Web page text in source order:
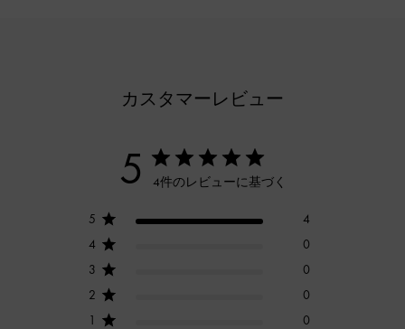
カスタマーレビュー
5 4件のレビューに基づく
5
4
4
0
3
0
2
0
1
0